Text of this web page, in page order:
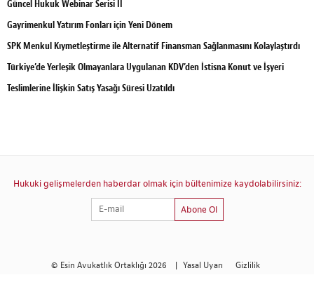
Güncel Hukuk Webinar Serisi II
Gayrimenkul Yatırım Fonları için Yeni Dönem
SPK Menkul Kıymetleştirme ile Alternatif Finansman Sağlanmasını Kolaylaştırdı
Türkiye’de Yerleşik Olmayanlara Uygulanan KDV’den İstisna Konut ve İşyeri
Teslimlerine İlişkin Satış Yasağı Süresi Uzatıldı
Hukuki gelişmelerden haberdar olmak için bültenimize kaydolabilirsiniz:
Abone Ol
© Esin Avukatlık Ortaklığı 2026 | Yasal Uyarı Gizlilik